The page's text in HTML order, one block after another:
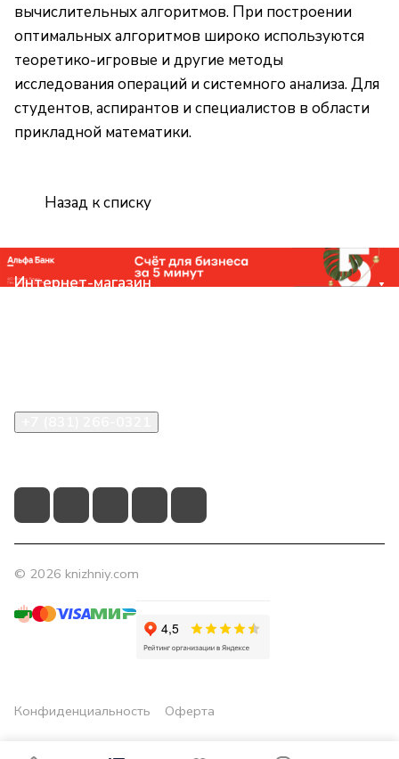
вычислительных алгоритмов. При построении
оптимальных алгоритмов широко используются
теоретико-игровые и другие методы
исследования операций и системного анализа. Для
студентов, аспирантов и специалистов в области
прикладной математики.
Назад к списку
Интернет-магазин
© 2026 knizhniy.com
Конфиденциальность Оферта